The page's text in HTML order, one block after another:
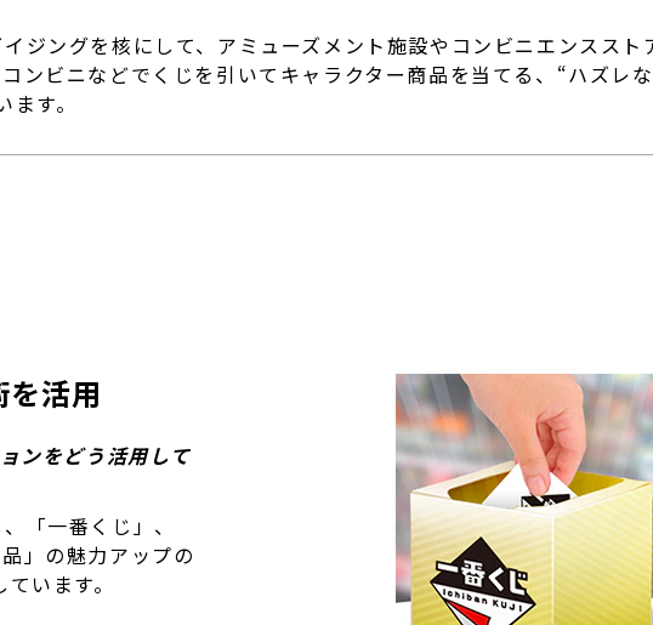
ジングを核にして、アミューズメント施設やコンビニエンススト
ンビニなどでくじを引いてキャラクター商品を当てる、“ハズレ
す。
活用
ンをどう活用して
「一番くじ」、
」の魅力アップの
います。